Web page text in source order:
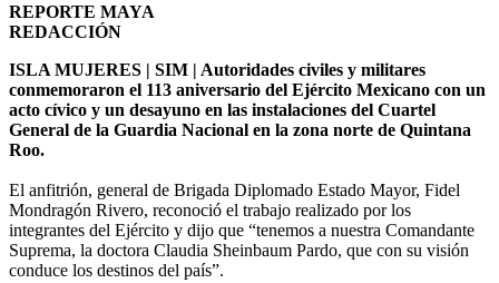
REPORTE MAYA
REDACCIÓN
ISLA MUJERES | SIM | Autoridades civiles y militares
conmemoraron el 113 aniversario del Ejército Mexicano con un
acto cívico y un desayuno en las instalaciones del Cuartel
General de la Guardia Nacional en la zona norte de Quintana
Roo.
El anfitrión, general de Brigada Diplomado Estado Mayor, Fidel
Mondragón Rivero, reconoció el trabajo realizado por los
integrantes del Ejército y dijo que “tenemos a nuestra Comandante
Suprema, la doctora Claudia Sheinbaum Pardo, que con su visión
conduce los destinos del país”.